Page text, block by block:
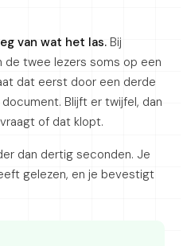
van wat het las. Bij
twee lezers soms op een
dat eerst door een derde
Blijft er twijfel, dan
of dat klopt.
dan dertig seconden. Je
gelezen, en je bevestigt